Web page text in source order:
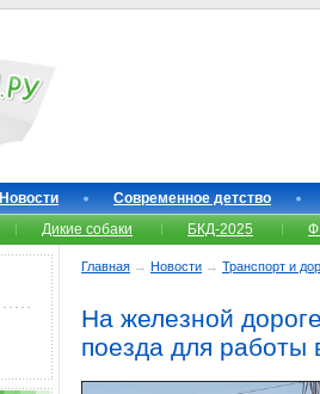
Новости
Современное детство
Дикие собаки БКД-2025
Главная → Новости → Транспорт и
На железной
поезда для работы